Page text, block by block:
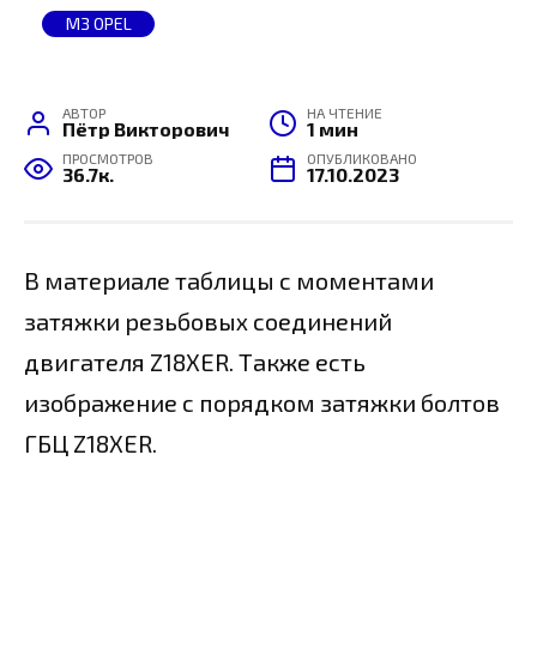
МЗ OPEL
АВТОР
Пётр Викторович
НА ЧТЕНИЕ
1 мин
ПРОСМОТРОВ
36.7к.
ОПУБЛИКОВАНО
17.10.2023
В материале таблицы с моментами
затяжки резьбовых соединений
двигателя Z18XER. Также есть
изображение с порядком затяжки болтов
ГБЦ Z18XER.